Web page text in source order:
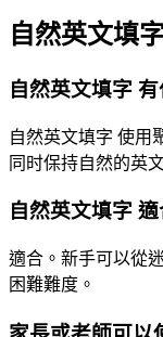
自然英文填
自然英文填字
自然英文填字 使用
同时保持自然的英
自然英文填字
適合。新手可以從
困難難度。